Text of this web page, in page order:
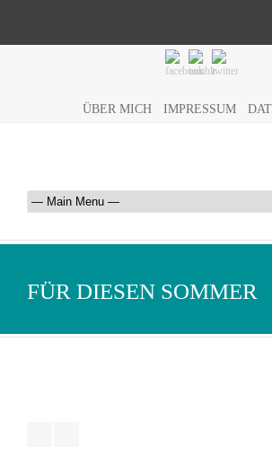
ÜBER MICH IMPRESSUM
FÜR DIESEN SOMMER